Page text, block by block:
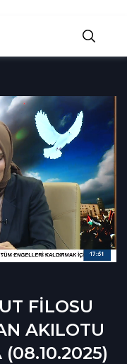
FİLOSU
AKILOTU